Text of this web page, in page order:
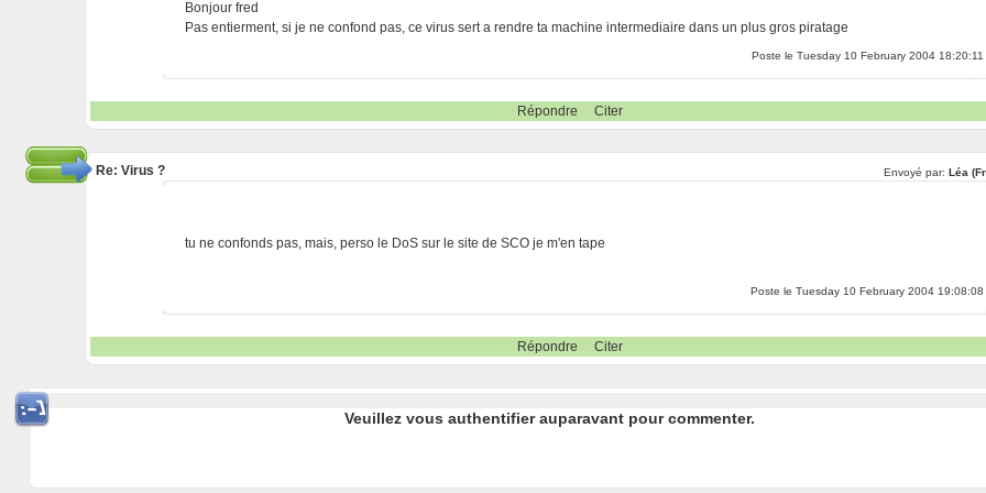
Bonjour fred
Pas entierment, si je ne confond pas, ce virus sert a rendre ta machine intermediaire dans un plus gros piratage
Poste le Tuesday 10 February 2004 18:20:11
Répondre Citer
Re: Virus ? Envoyé par: Léa
tu ne confonds pas, mais, perso le DoS sur le site de SCO je m'en tape
Poste le Tuesday 10 February 2004 19:08:08
Répondre Citer
Veuillez vous authentifier auparavant pour commenter.